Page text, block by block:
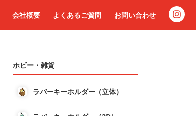
会社概要 よくあるご質問 お問い合わせ
ホビー・雑貨
ラバーキーホルダー（立体）